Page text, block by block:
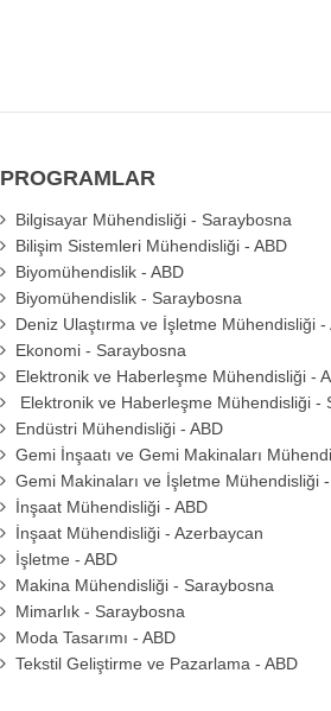
PROGRAMLAR
Bilgisayar Mühendisliği - Saraybosna
Bilişim Sistemleri Mühendisliği - ABD
Biyomühendislik - ABD
Biyomühendislik - Saraybosna
Deniz Ulaştırma ve İşletme Mühendisliği -
Ekonomi - Saraybosna
Elektronik ve Haberleşme Mühendisliği -
Elektronik ve Haberleşme Mühendisliği -
Endüstri Mühendisliği - ABD
Gemi İnşaatı ve Gemi Makinaları
Gemi Makinaları ve İşletme Mühendisliği
İnşaat Mühendisliği - ABD
İnşaat Mühendisliği - Azerbaycan
İşletme - ABD
Makina Mühendisliği - Saraybosna
Mimarlık - Saraybosna
Moda Tasarımı - ABD
Tekstil Geliştirme ve Pazarlama - ABD